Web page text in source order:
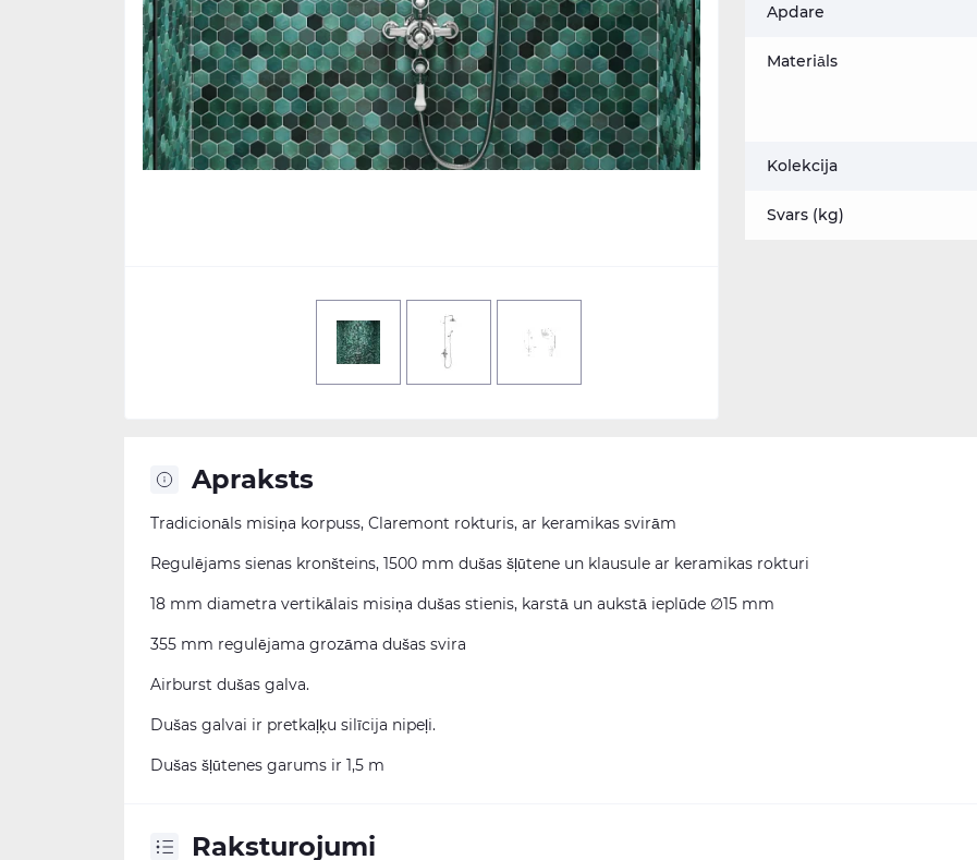
Apdare
Materiāls
Kolekcija
Svars (kg)
Apraksts
Tradicionāls misiņa korpuss, Claremont rokturis, ar keramikas svirām
Regulējams sienas kronšteins, 1500 mm dušas šļūtene un klausule ar keramikas rokturi
18 mm diametra vertikālais misiņa dušas stienis, karstā un aukstā ieplūde ∅15 mm
355 mm regulējama grozāma dušas svira
Airburst dušas galva.
Dušas galvai ir pretkaļķu silīcija nipeļi.
Dušas šļūtenes garums ir 1,5 m
Raksturojumi